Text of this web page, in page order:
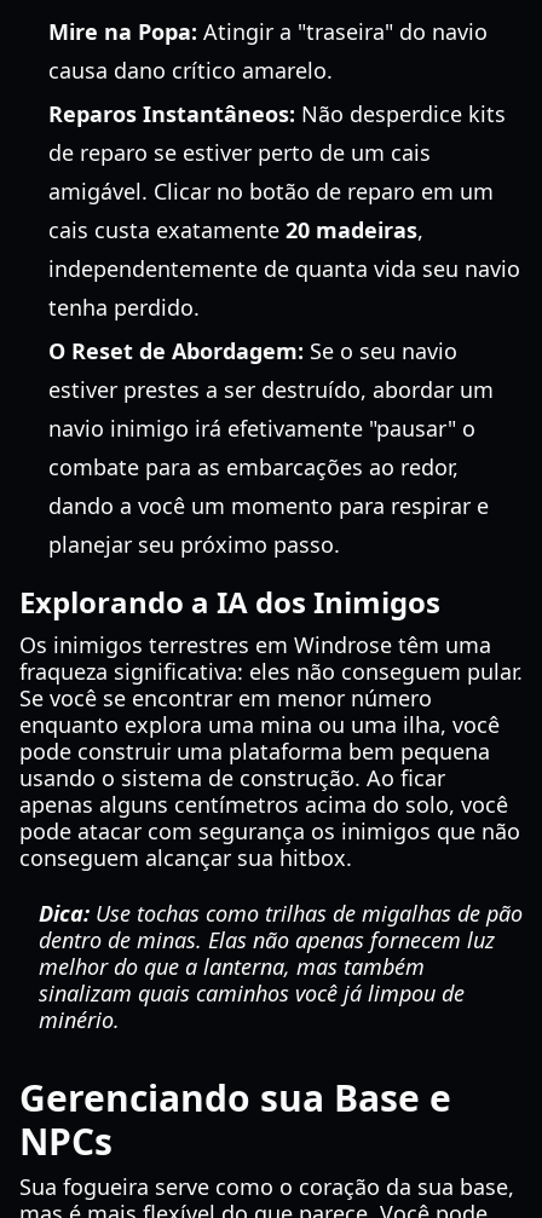
Mire na Popa: Atingir a "traseira" do navio
causa dano crítico amarelo.
Reparos Instantâneos: Não desperdice kits
de reparo se estiver perto de um cais
amigável. Clicar no botão de reparo em um
cais custa exatamente 20 madeiras,
independentemente de quanta vida seu navio
tenha perdido.
O Reset de Abordagem: Se o seu navio
estiver prestes a ser destruído, abordar um
navio inimigo irá efetivamente "pausar" o
combate para as embarcações ao redor,
dando a você um momento para respirar e
planejar seu próximo passo.
Explorando a IA dos Inimigos
Os inimigos terrestres em Windrose têm uma
fraqueza significativa: eles não conseguem pular.
Se você se encontrar em menor número
enquanto explora uma mina ou uma ilha, você
pode construir uma plataforma bem pequena
usando o sistema de construção. Ao ficar
apenas alguns centímetros acima do solo, você
pode atacar com segurança os inimigos que não
conseguem alcançar sua hitbox.
Dica: Use tochas como trilhas de migalhas de pão
dentro de minas. Elas não apenas fornecem luz
melhor do que a lanterna, mas também
sinalizam quais caminhos você já limpou de
minério.
Gerenciando sua Base e
NPCs
Sua fogueira serve como o coração da sua base,